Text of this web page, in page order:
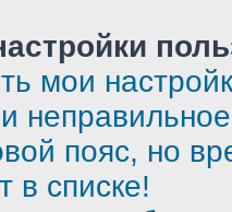
мои
пояс, но
в списке!